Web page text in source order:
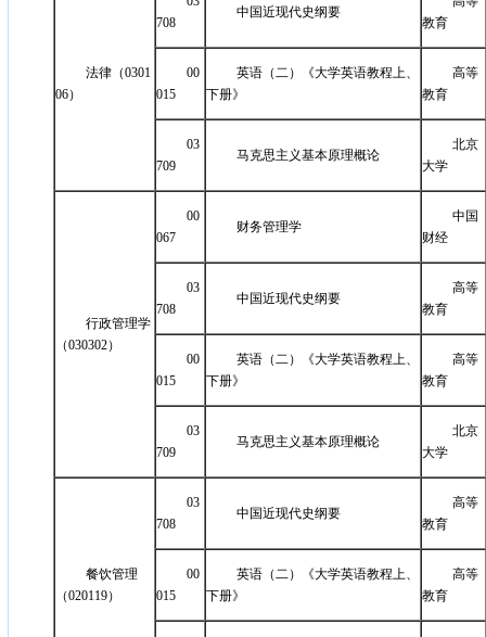
法律（0301
06）
708
中国近现代史纲要
教育
00
015
英语（二）《大学英语教程上、
下册》
高等
教育
03
709
马克思主义基本原理概论
北京
大学
行政管理学
（030302）
00
067
财务管理学
中国
财经
03
708
中国近现代史纲要
高等
教育
00
015
英语（二）《大学英语教程上、
下册》
高等
教育
03
709
马克思主义基本原理概论
北京
大学
餐饮管理
（020119）
03
708
中国近现代史纲要
高等
教育
00
015
英语（二）《大学英语教程上、
下册》
高等
教育